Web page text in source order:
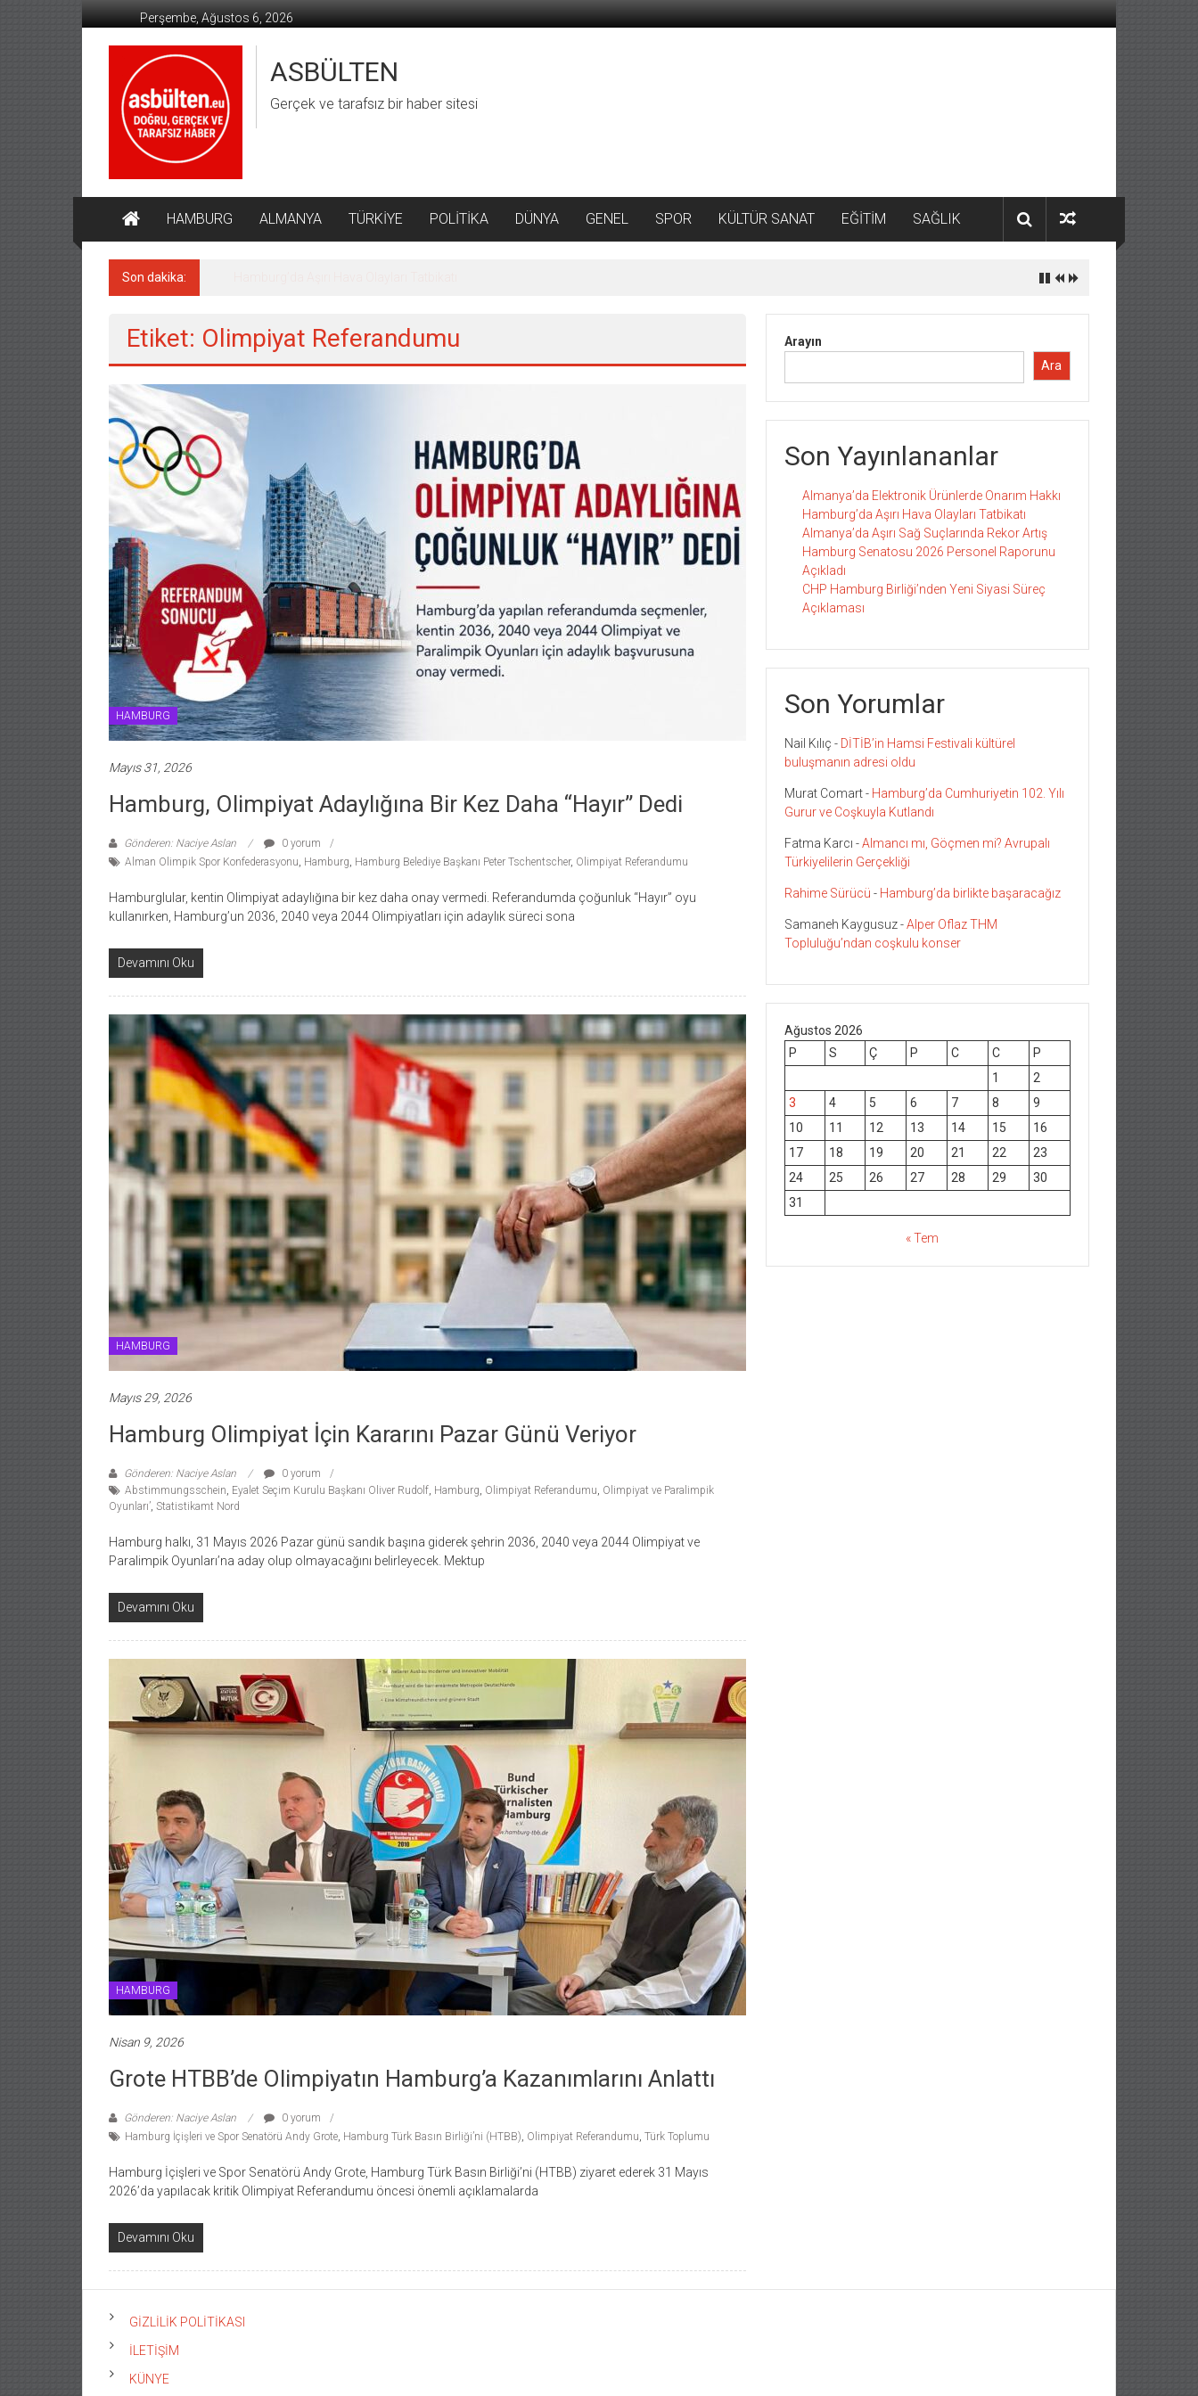
geç
Perşembe, Ağustos 6, 2026
ASBÜLTEN
Gerçek ve tarafsız bir haber sitesi
HAMBURG ALMANYA TÜRKİYE POLİTİKA DÜNYA GENEL SPOR KÜLTÜR SANAT EĞİTİM SAĞLIK
Son dakika:
Etiket: Olimpiyat Referandumu
HAMBURG
Mayıs 31, 2026
Hamburg, Olimpiyat Adaylığına Bir Kez Daha “Hayır” Dedi
Gönderen: Naciye Aslan
0 yorum
Alman Olimpik Spor Konfederasyonu, Hamburg, Hamburg Belediye Başkanı Peter Tschentscher, Olimpiyat Referandumu
Hamburglular, kentin Olimpiyat adaylığına bir kez daha onay vermedi. Referandumda çoğunluk “Hayır” oyu
kullanırken, Hamburg’un 2036, 2040 veya 2044 Olimpiyatları için adaylık süreci sona
Devamını Oku
HAMBURG
Mayıs 29, 2026
Hamburg Olimpiyat İçin Kararını Pazar Günü Veriyor
Gönderen: Naciye Aslan
0 yorum
Abstimmungsschein, Eyalet Seçim Kurulu Başkanı Oliver Rudolf, Hamburg, Olimpiyat Referandumu, Olimpiyat ve Paralimpik
Oyunları’, Statistikamt Nord
Hamburg halkı, 31 Mayıs 2026 Pazar günü sandık başına giderek şehrin 2036, 2040 veya 2044 Olimpiyat ve
Paralimpik Oyunları’na aday olup olmayacağını belirleyecek. Mektup
Devamını Oku
HAMBURG
Nisan 9, 2026
Grote HTBB’de Olimpiyatın Hamburg’a Kazanımlarını Anlattı
Gönderen: Naciye Aslan
0 yorum
Hamburg İçişleri ve Spor Senatörü Andy Grote, Hamburg Türk Basın Birliği’ni (HTBB), Olimpiyat Referandumu, Türk Toplumu
Hamburg İçişleri ve Spor Senatörü Andy Grote, Hamburg Türk Basın Birliği’ni (HTBB) ziyaret ederek 31 Mayıs
2026’da yapılacak kritik Olimpiyat Referandumu öncesi önemli açıklamalarda
Devamını Oku
Arayın
Ara
Son Yayınlananlar
Almanya’da Elektronik Ürünlerde Onarım Hakkı
Hamburg’da Aşırı Hava Olayları Tatbikatı
Almanya’da Aşırı Sağ Suçlarında Rekor Artış
Hamburg Senatosu 2026 Personel Raporunu
Açıkladı
CHP Hamburg Birliği’nden Yeni Siyasi Süreç
Açıklaması
Son Yorumlar
Nail Kılıç - DİTİB’in Hamsi Festivali kültürel
buluşmanın adresi oldu
Murat Comart- Hamburg’da Cumhuriyetin 102. Yılı
Gurur ve Coşkuyla Kutlandı
Fatma Karcı -Almancı mı, Göçmen mi? Avrupalı
Türkiyelilerin Gerçekliği
Rahime Sürücü - Hamburg’da birlikte başaracağız
Samaneh Kaygusuz-Alper Oflaz THM
Topluluğu’ndan coşkulu konser
Ağustos 2026
P
S Ç P C C
P
1
2
3
4 5 6 7 8
9
10
11 12 13 14 15
16
17
18 19 20 21 22
23
24
25 26 27 28 29
30
31
« Tem
GİZLİLİK POLİTİKASI
İLETİŞİM
KÜNYE